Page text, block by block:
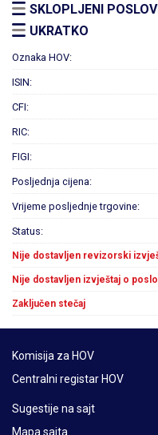
SKLOPLJENI
UKRATKO
Oznaka HOV:
ISIN:
CFI:
RIC:
FIGI:
Posljednja cijena:
Vrijeme posljednje trgovine:
Status:
Nije dostavljen revizorski
Nije dostavljen izvještaj o
Zaključen stečaj
Komisija za HOV
Centralni registar HOV
Sugestije na sajt
Mapa sajta